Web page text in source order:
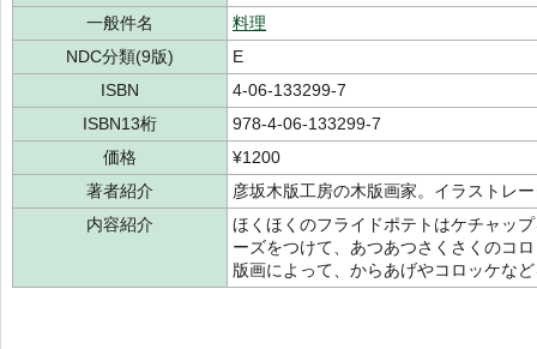
一般件名
料理
NDC分類(9版)
E
ISBN
4-06-133299-7
ISBN13桁
978-4-06-133299-7
価格
¥1200
著者紹介
彦坂木版工房の木版画家。イラストレ
内容紹介
ほくほくのフライドポテトはケチャッ
ーズをつけて、あつあつさくさくのコ
版画によって、からあげやコロッケな